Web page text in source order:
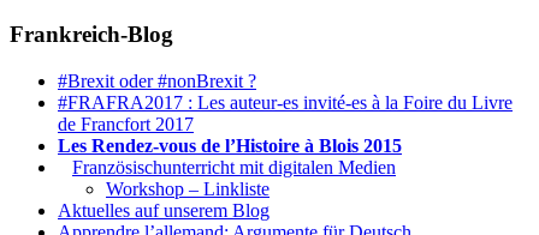
Frankreich-Blog
#Brexit oder #nonBrexit ?
#FRAFRA2017 : Les auteur-es invité-es à la Foire du Livre
de Francfort 2017
Les Rendez-vous de l’Histoire à Blois 2015
Französischunterricht mit digitalen Medien
Workshop – Linkliste
Aktuelles auf unserem Blog